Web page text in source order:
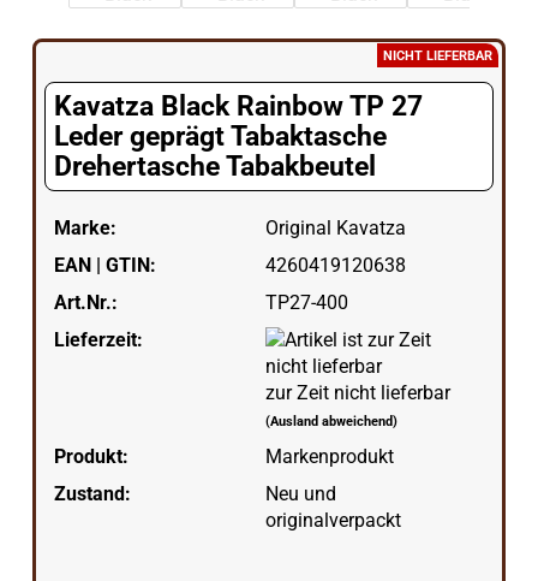
NICHT LIEFERBAR
Kavatza Black Rainbow TP 27
Leder geprägt Tabaktasche
Drehertasche Tabakbeutel
Marke:
Original Kavatza
EAN | GTIN:
4260419120638
Art.Nr.:
TP27-400
Lieferzeit:
zur Zeit nicht lieferbar
(Ausland abweichend)
Produkt:
Markenprodukt
Zustand:
Neu und
originalverpackt